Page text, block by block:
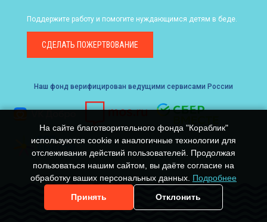
Поддержите работу и помогите нуждающимся детям в беде.
СДЕЛАТЬ ПОЖЕРТВОВАНИЕ
Наш фонд верифицирован ведущими сервисами России
На сайте благотворительного фонда "Кораблик"
используются cookie и аналогичные технологии для
отслеживания действий пользователей. Продолжая
пользоваться нашим сайтом, вы даёте согласие на
обработку ваших персональных данных. Подробнее
Принять
Отклонить